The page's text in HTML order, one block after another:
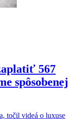
567
spôsobenej